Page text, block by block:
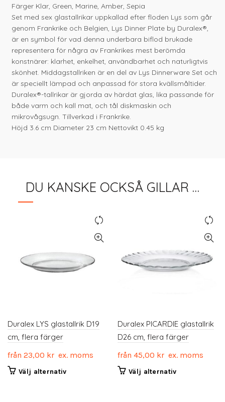
Färger Klar, Green, Marine, Amber, Sepia
Set med sex glastallrikar uppkallad efter floden Lys som går
genom Frankrike och Belgien, Lys Dinner Plate by Duralex®,
är en symbol för vad denna underbara biflod brukade
representera för några av Frankrikes mest berömda
konstnärer: klarhet, enkelhet, användbarhet och naturligtvis
skönhet. Middagstallriken är en del av Lys Dinnerware Set och
är speciellt lämpad och anpassad för stora kvällsmåltider.
Duralex®-tallrikar är gjorda av härdat glas, lika passande för
både varm och kall mat, och tål diskmaskin och
mikrovågsugn. Tillverkad i Frankrike.
Höjd 3.6 cm Diameter 23 cm Nettovikt 0.45 kg
DU KANSKE OCKSÅ GILLAR …
Duralex LYS glastallrik D19
cm, flera färger
från 23,00 kr ex. moms
Välj alternativDen
Duralex PICARDIE glastallrik
D26 cm, flera färger
från 45,00 kr ex. moms
Välj alternativDen